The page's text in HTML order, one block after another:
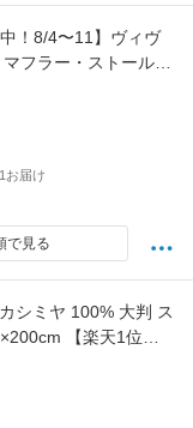
！8/4〜11】ヴィヴ
フラー・ストール
Vivienne
ト プレゼント バレ
日 W001Z
お届け
で見る
シミヤ 100% 大判 ス
【楽天1位】
ィース マフラー カシ
ショール 名入れ ホ